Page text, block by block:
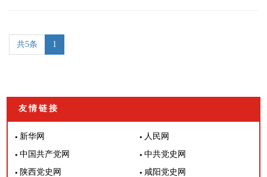
共5条 1
友情链接
新华网
人民网
中国共产党网
中共党史网
陕西党史网
咸阳党史网